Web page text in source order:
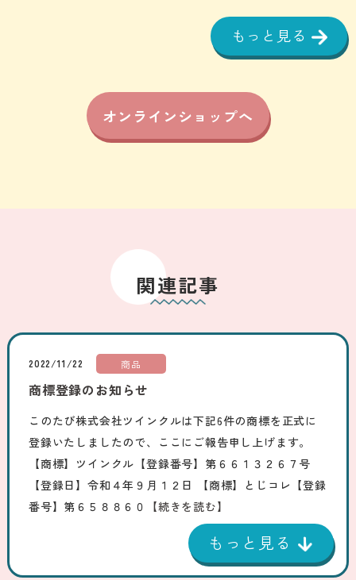
もっと見る
オンラインショップへ
関連記事
2022/11/22 商品
商標登録のお知らせ
このたび株式会社ツインクルは下記6件の商標を正式に
登録いたしましたので、ここにご報告申し上げます。
【商標】ツインクル【登録番号】第６６１３２６７号
【登録日】令和４年９月１２日 【商標】とじコレ【登録
番号】第６５８８６０
【続きを読む】